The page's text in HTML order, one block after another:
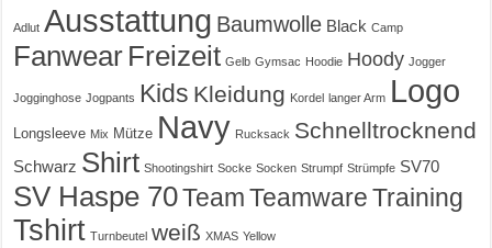
Adlut Ausstattung Baumwolle Black Camp
Fanwear Freizeit Gelb Gymsac Hoodie Hoody Jogger
Jogginghose Jogpants Kids Kleidung Kordel langer Arm Logo
Longsleeve Mix Mütze Navy Rucksack Schnelltrocknend
Schwarz Shirt Shootingshirt Socke Socken Strumpf Strümpfe SV70
SV Haspe 70Team Teamware Training
Tshirt Turnbeutel weiß XMAS Yellow